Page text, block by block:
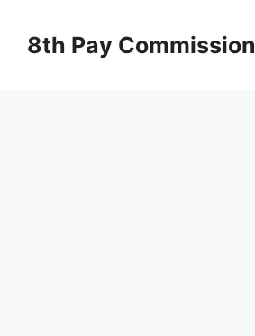
content8th Pay